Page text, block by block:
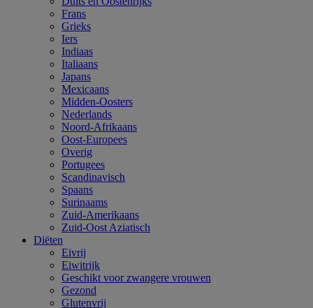
Frans
Grieks
Iers
Indiaas
Italiaans
Japans
Mexicaans
Midden-Oosters
Nederlands
Noord-Afrikaans
Oost-Europees
Overig
Portugees
Scandinavisch
Spaans
Surinaams
Zuid-Amerikaans
Zuid-Oost Aziatisch
Diëten
Eivrij
Eiwitrijk
Geschikt voor zwangere vrouwen
Gezond
Glutenvrij